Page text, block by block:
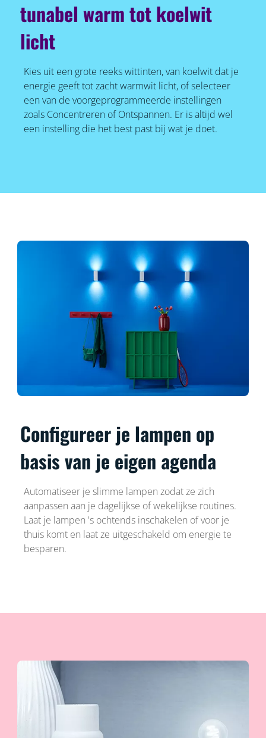
tunabel warm tot koelwit
licht
Kies uit een grote reeks wittinten, van koelwit dat je
energie geeft tot zacht warmwit licht, of selecteer
een van de voorgeprogrammeerde instellingen
zoals Concentreren of Ontspannen. Er is altijd wel
een instelling die het best past bij wat je doet.
Configureer je lampen op
basis van je eigen agenda
Automatiseer je slimme lampen zodat ze zich
aanpassen aan je dagelijkse of wekelijkse routines.
Laat je lampen 's ochtends inschakelen of voor je
thuis komt en laat ze uitgeschakeld om energie te
besparen.